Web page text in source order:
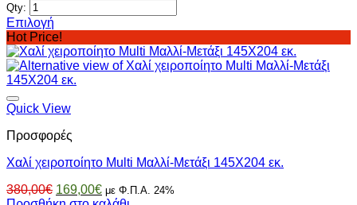
Qty:
Επιλογή
Αυτό
το
προϊόν
έχει
πολλαπλές
παραλλαγές.
επιλογές
να
στη
Hot Price!
Quick View
Προσφορές
Χαλί χειροποίητο Multi Μαλλί-Μετάξι 145Χ204 εκ.
380,00€ Original
169,00€Ημε Φ.Π.Α. 24%